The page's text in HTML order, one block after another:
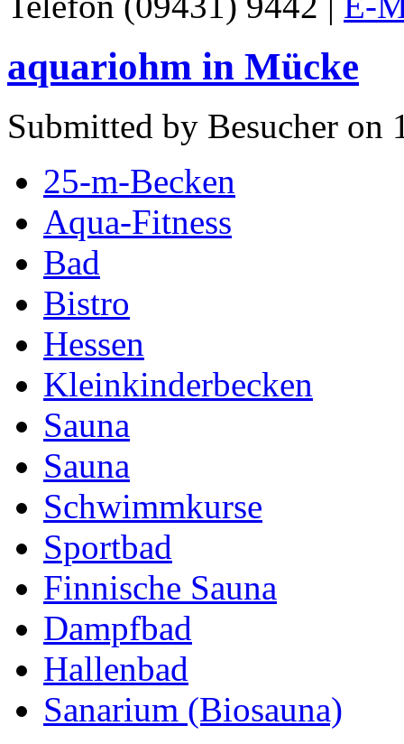
aquariohm in Mücke
Submitted by Besucher on
25-m-Becken
Aqua-Fitness
Bad
Bistro
Hessen
Kleinkinderbecken
Sauna
Sauna
Schwimmkurse
Sportbad
Finnische Sauna
Dampfbad
Hallenbad
Sanarium (Biosauna)